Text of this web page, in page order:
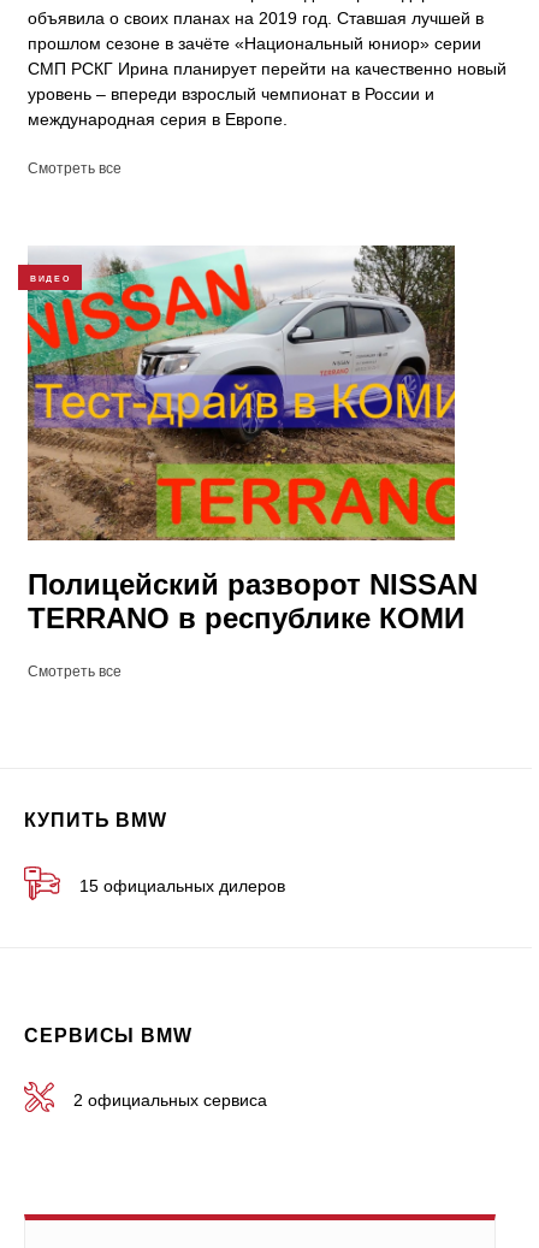
объявила о своих планах на 2019 год. Ставшая лучшей в
прошлом сезоне в зачёте «Национальный юниор» серии
СМП РСКГ Ирина планирует перейти на качественно новый
уровень – впереди взрослый чемпионат в России и
международная серия в Европе.
Смотреть все
ВИДЕО
Полицейский разворот NISSAN
TERRANO в республике КОМИ
Смотреть все
КУПИТЬ BMW
15 официальных дилеров
СЕРВИСЫ BMW
2 официальных сервиса